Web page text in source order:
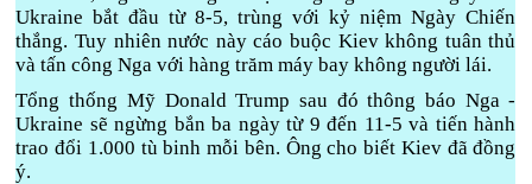
Ukraine bắt đầu từ 8-5, trùng với kỷ niệm Ngày Chiến
thắng. Tuy nhiên nước này cáo buộc Kiev không tuân thủ
và tấn công Nga với hàng trăm máy bay không người lái.
Tổng thống Mỹ Donald Trump sau đó thông báo Nga -
Ukraine sẽ ngừng bắn ba ngày từ 9 đến 11-5 và tiến hành
trao đổi 1.000 tù binh mỗi bên. Ông cho biết Kiev đã đồng
ý.